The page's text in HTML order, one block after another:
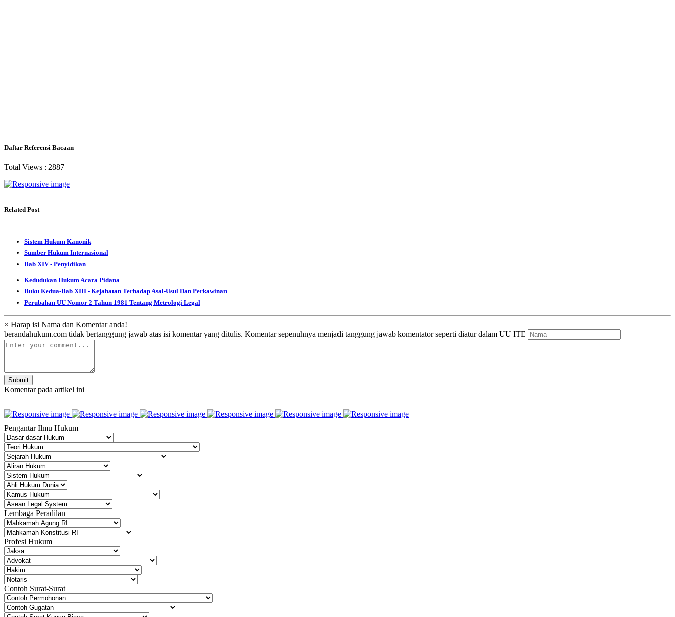
Daftar Referensi Bacaan
Total Views : 2887
Related Post
Sistem Hukum Kanonik
Sumber Hukum Internasional
Bab XIV - Penyidikan
Kedudukan Hukum Acara Pidana
Buku Kedua-Bab XIII - Kejahatan Terhadap Asal-Usul Dan Perkawinan
Perubahan UU Nomor 2 Tahun 1981 Tentang Metrologi Legal
× Harap isi Nama dan Komentar anda!
berandahukum.com tidak bertanggung jawab atas isi komentar yang ditulis. Komentar sepenuhnya menjadi tanggung jawab komentator seperti diatur dalam UU ITE
Submit
Komentar pada artikel ini
Pengantar Ilmu Hukum
Lembaga Peradilan
Profesi Hukum
Contoh Surat-Surat